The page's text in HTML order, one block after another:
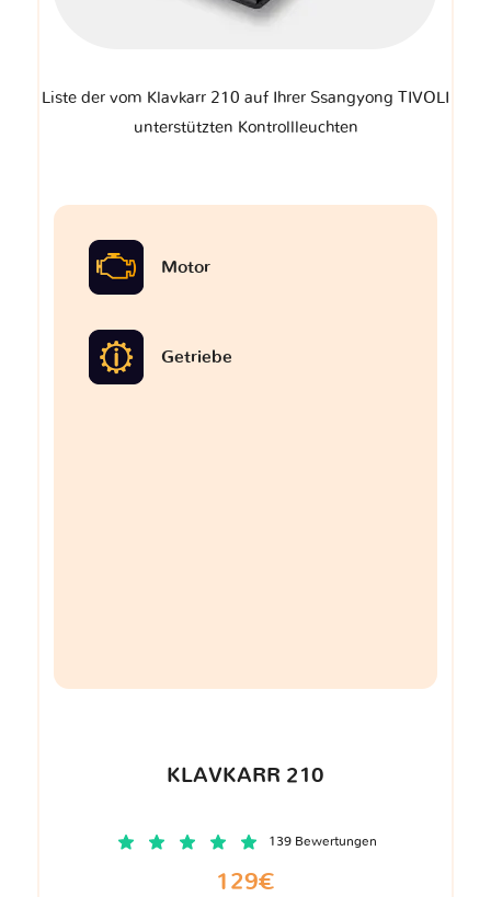
Liste der vom Klavkarr 210 auf Ihrer Ssangyong TIVOLI
unterstützten Kontrollleuchten
Motor
Getriebe
KLAVKARR 210
139 Bewertungen
129€